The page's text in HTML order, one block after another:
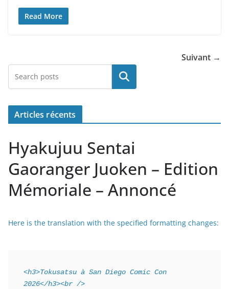
Read More
Suivant →
Rechercher
Articles récents
Hyakujuu Sentai
Gaoranger Juoken – Edition
Mémoriale – Annoncé
Here is the translation with the specified formatting changes:
<h3>Tokusatsu à San Diego Comic Con
2026</h3><br />